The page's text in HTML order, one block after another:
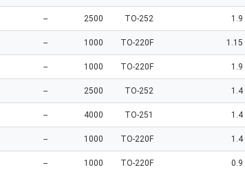
1.9
TO-252
2500
--
1.15
TO-220F
1000
--
1.9
TO-220F
1000
--
1.4
TO-252
2500
--
1.4
TO-251
4000
--
1.4
TO-220F
1000
--
0.9
TO-220F
1000
--